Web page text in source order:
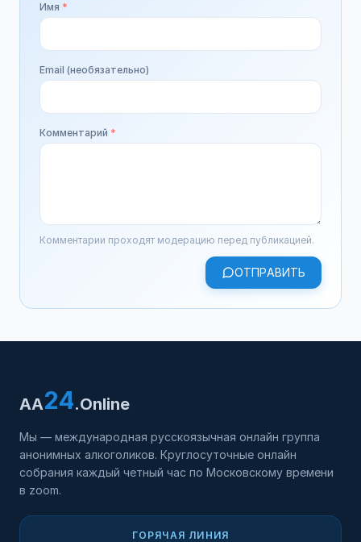
Имя *
Email (необязательно)
Комментарий *
Комментарии проходят модерацию перед публикацией.
ОТПРАВИТЬ
AA24.Online
Мы — международная русскоязычная онлайн группа
анонимных алкоголиков. Круглосуточные онлайн
собрания каждый четный час по Московскому времени
в zoom.
ГОРЯЧАЯ ЛИНИЯ